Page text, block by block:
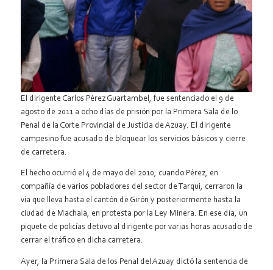
El dirigente Carlos Pérez Guartambel, fue sentenciado el 9 de
agosto de 2011 a ocho días de prisión por la Primera Sala de lo
Penal de la Corte Provincial de Justicia de Azuay. El dirigente
campesino fue acusado de bloquear los servicios básicos y cierre
de carretera.
El hecho ocurrió el 4 de mayo del 2010, cuando Pérez, en
compañía de varios pobladores del sector de Tarqui, cerraron la
vía que lleva hasta el cantón de Girón y posteriormente hasta la
ciudad de Machala, en protesta por la Ley Minera. En ese día, un
piquete de policías detuvo al dirigente por varias horas acusado de
cerrar el tráfico en dicha carretera.
Ayer, la Primera Sala de los Penal del Azuay dictó la sentencia de